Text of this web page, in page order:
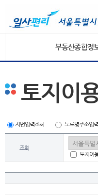
부동산종합정
토지이
지번입력조회 도로명주소입
조회
토지이